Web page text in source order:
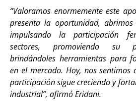
“Valoramos enormemente este
presenta la oportunidad,
impulsando la participación
sectores, promoviendo su
brindándoles herramientas para
en el mercado. Hoy, nos sentimos
participación sigue creciendo y
industrial”, afirmó Eridani.